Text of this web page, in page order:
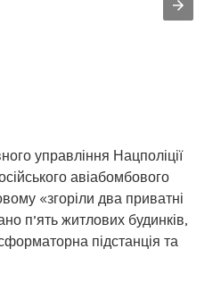
управління Нацполіції
авіабомбового
«згоріли два приватні
п’ять житлових будинків,
підстанція та